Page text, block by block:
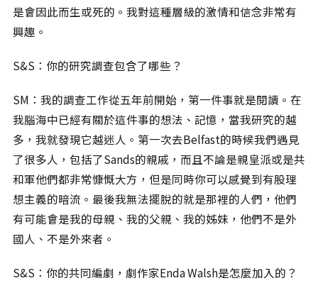
是會因此而生或死的。我對這種層級的激情和信念非常有
興趣。
S&S：你的研究調查包含了哪些？
SM：我的調查工作從五年前開始，第一件事就是閱讀。在
我腦海中已經有關於這件事的想法、記憶，當我研究的越
多，我就發現它越迷人。第一次去Belfast的時候我們遇見
了很多人，包括了Sands的親戚，而且不論是親皇派或是共
和軍他們都非常慷慨大方，但是同時你可以感覺到有股理
想主義的暗流。最後我無法擺脫的就是那裡的人們，他們
有可能會是我的母親、我的父親、我的姊妹，他們不是外
國人、不是外來者。
S&S：你的共同編劇，劇作家Enda Walsh是怎麼加入的？